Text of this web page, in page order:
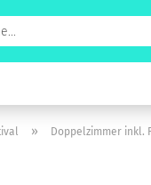
» Doppelzimmer inkl.